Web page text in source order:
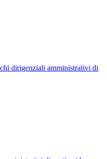
dirigenziali amministrativi di